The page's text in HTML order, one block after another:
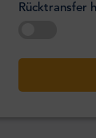
Rücktransfer